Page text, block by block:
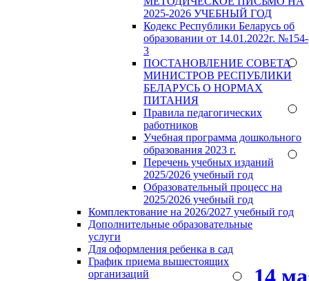
2025-2026 УЧЕБНЫЙ ГОД
Кодекс Республики Беларусь об
образовании от 14.01.2022г. №154-
3
ПОСТАНОВЛЕНИЕ СОВЕТА
МИНИСТРОВ РЕСПУБЛИКИ
БЕЛАРУСЬ О НОРМАХ
ПИТАНИЯ
Правила педагогических
работников
Учебная программа дошкольного
образования 2023 г.
Перечень учебных изданий
2025/2026 учебный год
Образовательный процесс на
2025/2026 учебный год
Комплектование на 2026/2027 учебный год
Дополнительные образовательные
услуги
Для оформления ребенка в сад
График приема вышестоящих
организаций